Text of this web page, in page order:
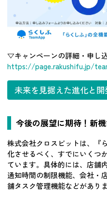
▽キャンペーンの詳細・申し
https://page.rakushifu.jp/
未来を見据えた進化と開
今後の展望に期待！新
株式会社クロスビットは、『
化させるべく、すでにいくつ
ています。具体的には、店舗
通知時間の制限機能、会社・
舗タスク管理機能などがありま